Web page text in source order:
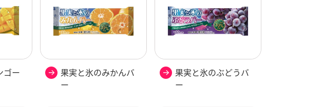
ゴー
果実と氷のみかんバ
ー
果実と氷のぶどうバ
ー